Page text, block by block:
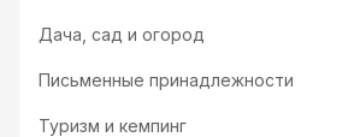
Дача, сад и огород
Письменные принадлежности
Туризм и кемпинг